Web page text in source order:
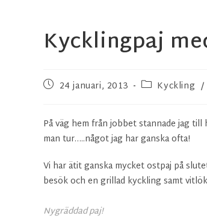
Kycklingpaj
24 januari, 2013 Kyckling /
På väg hem från jobbet stannade jag
man tur…..något jag har ganska ofta!
Vi har ätit ganska mycket ostpaj på
besök och en grillad kyckling samt
Nygräddad paj!